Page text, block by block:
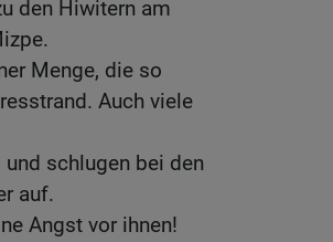
den Hiwitern am
Menge, die so
Auch viele
schlugen bei den
auf.
Angst vor ihnen!